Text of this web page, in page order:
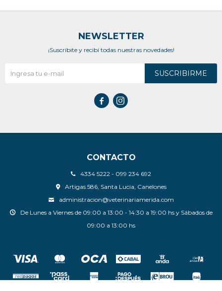
CONTACTO
4334 5222 - 099 234 692
Artigas 586, Santa Lucia, Canelones
administracion@veterinariamerida.com
De Lunes a Viernes de 09:00 a 13:00 - 14:30 a 19:00 hs y Sábados de
09:00 a 13:00 hs
NEWSLETTER
¡Suscribite y recibí todas nuestras novedades!
SUSCRIBIRME
 